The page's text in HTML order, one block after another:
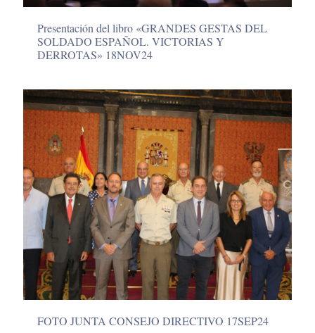
Presentación del libro «GRANDES GESTAS DEL
SOLDADO ESPAÑOL. VICTORIAS Y
DERROTAS» 18NOV24
FOTO JUNTA CONSEJO DIRECTIVO 17SEP24